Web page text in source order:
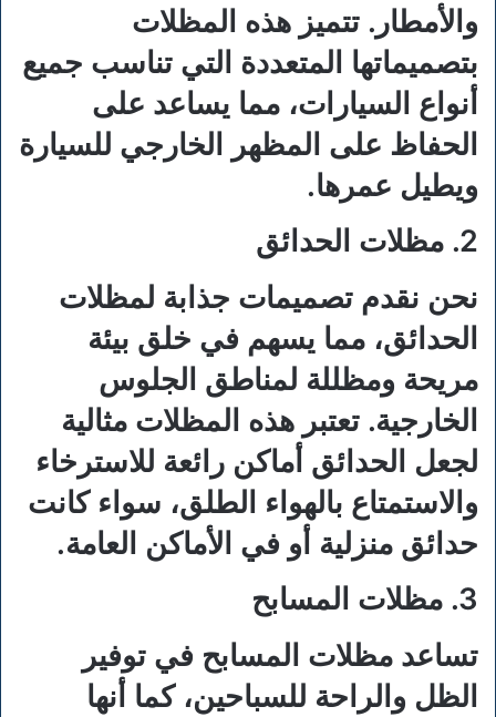
والأمطار. تتميز هذه المظلات
بتصميماتها المتعددة التي تناسب جميع
أنواع السيارات، مما يساعد على
الحفاظ على المظهر الخارجي للسيارة
ويطيل عمرها.
2. مظلات الحدائق
نحن نقدم تصميمات جذابة لمظلات
الحدائق، مما يسهم في خلق بيئة
مريحة ومظللة لمناطق الجلوس
الخارجية. تعتبر هذه المظلات مثالية
لجعل الحدائق أماكن رائعة للاسترخاء
والاستمتاع بالهواء الطلق، سواء كانت
حدائق منزلية أو في الأماكن العامة.
3. مظلات المسابح
تساعد مظلات المسابح في توفير
الظل والراحة للسباحين، كما أنها